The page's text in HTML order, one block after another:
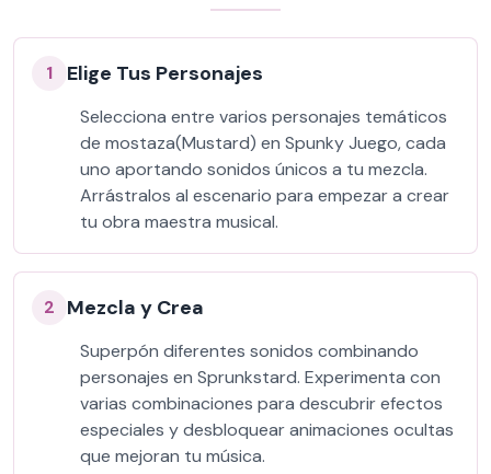
1 Elige Tus Personajes
Selecciona entre varios personajes temáticos
de mostaza(Mustard) en Spunky Juego, cada
uno aportando sonidos únicos a tu mezcla.
Arrástralos al escenario para empezar a crear
tu obra maestra musical.
2 Mezcla y Crea
Superpón diferentes sonidos combinando
personajes en Sprunkstard. Experimenta con
varias combinaciones para descubrir efectos
especiales y desbloquear animaciones ocultas
que mejoran tu música.